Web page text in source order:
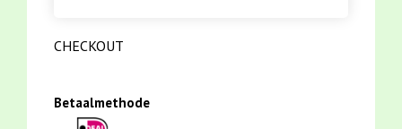
CHECKOUT
Betaalmethode